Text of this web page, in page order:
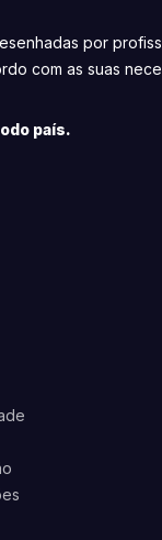
por
com as suas
país.